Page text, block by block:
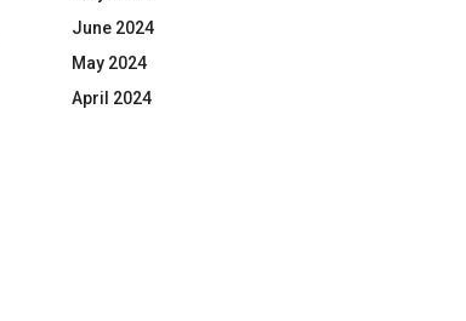
June 2024
May 2024
April 2024